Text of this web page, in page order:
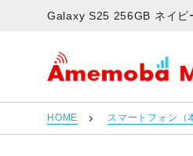
Galaxy S25 256GB ネイビ
アメモバマーケット
HOME スマートフォン（